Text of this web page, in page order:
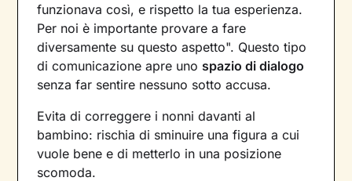
funzionava così, e rispetto la tua esperienza.
Per noi è importante provare a fare
diversamente su questo aspetto". Questo tipo
di comunicazione apre uno spazio di dialogo
senza far sentire nessuno sotto accusa.
Evita di correggere i nonni davanti al
bambino: rischia di sminuire una figura a cui
vuole bene e di metterlo in una posizione
scomoda.